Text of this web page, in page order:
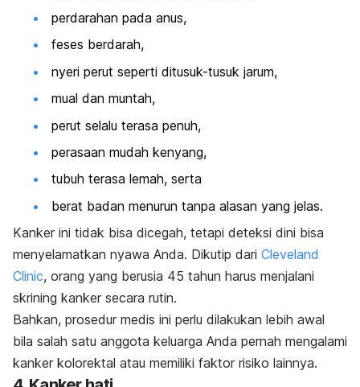
perdarahan pada anus,
feses berdarah,
nyeri perut seperti ditusuk-tusuk jarum,
mual dan muntah,
perut selalu terasa penuh,
perasaan mudah kenyang,
tubuh terasa lemah, serta
berat badan menurun tanpa alasan yang jelas.
Kanker ini tidak bisa dicegah, tetapi deteksi dini bisa
menyelamatkan nyawa Anda. Dikutip dari Cleveland
Clinic, orang yang berusia 45 tahun harus menjalani
skrining kanker secara rutin.
Bahkan, prosedur medis ini perlu dilakukan lebih awal
bila salah satu anggota keluarga Anda pernah mengalami
kanker kolorektal atau memiliki faktor risiko lainnya.